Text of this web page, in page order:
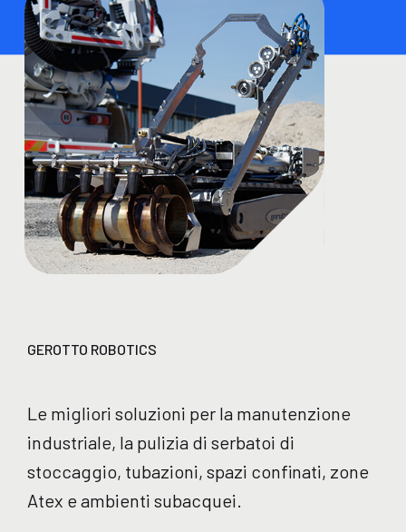
GEROTTO ROBOTICS
Le migliori soluzioni per la manutenzione
industriale, la pulizia di serbatoi di
stoccaggio, tubazioni, spazi confinati, zone
Atex e ambienti subacquei.